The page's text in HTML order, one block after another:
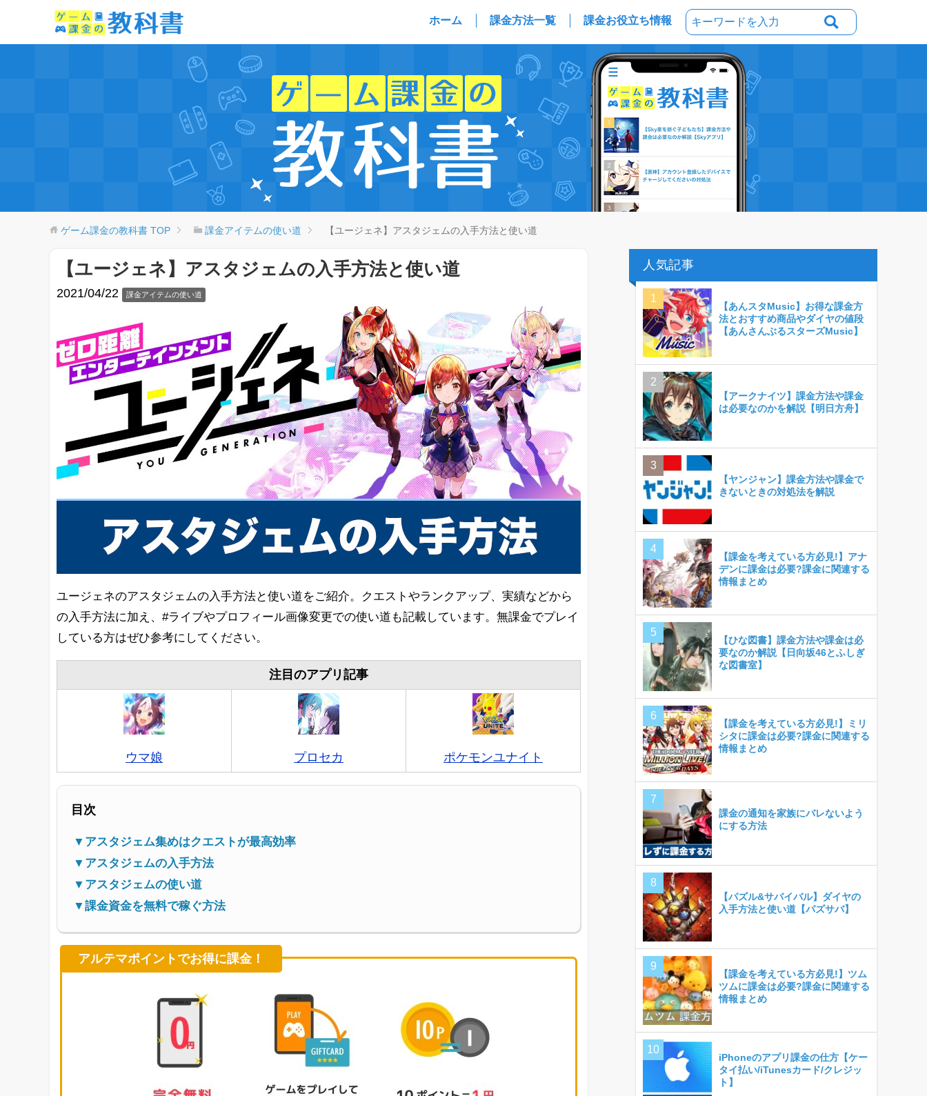
ホーム 課金方法一覧 課金お役立ち情報
ゲーム課金の教科書 TOP 課金アイテムの使い道 【ユージェネ】アスタジェムの入手方法と使い道
【ユージェネ】アスタジェムの入手方法と使い道
2021/04/22 課金アイテムの使い道
ユージェネのアスタジェムの入手方法と使い道をご紹介。クエストやランクアップ、実績などから
の入手方法に加え、#ライブやプロフィール画像変更での使い道も記載しています。無課金でプレイ
している方はぜひ参考にしてください。
注目のアプリ記事
ウマ娘 プロセカ ポケモンユナイト
目次
▼アスタジェム集めはクエストが最高効率
▼アスタジェムの入手方法
▼アスタジェムの使い道
▼課金資金を無料で稼ぐ方法
アルテマポイントでお得に課金！
人気記事
【あんスタMusic】お得な課金方
法とおすすめ商品やダイヤの値段
【あんさんぶるスターズMusic】
【アークナイツ】課金方法や課金
は必要なのかを解説【明日方舟】
【ヤンジャン】課金方法や課金で
きないときの対処法を解説
【課金を考えている方必見!】アナ
デンに課金は必要?課金に関連する
情報まとめ
【ひな図書】課金方法や課金は必
要なのか解説【日向坂46とふしぎ
な図書室】
【課金を考えている方必見!】ミリ
シタに課金は必要?課金に関連する
情報まとめ
課金の通知を家族にバレないよう
にする方法
【パズル&サバイバル】ダイヤの
入手方法と使い道【パズサバ】
【課金を考えている方必見!】ツム
ツムに課金は必要?課金に関連する
情報まとめ
iPhoneのアプリ課金の仕方【ケー
タイ払い/iTunesカード/クレジッ
ト】